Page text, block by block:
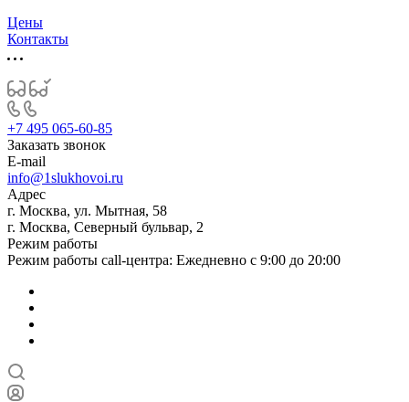
Цены
Контакты
+7 495 065-60-85
Заказать звонок
E-mail
info@1slukhovoi.ru
Адрес
г. Москва, ул. Мытная, 58
г. Москва, Северный бульвар, 2
Режим работы
Режим работы call-центра: Ежедневно с 9:00 до 20:00